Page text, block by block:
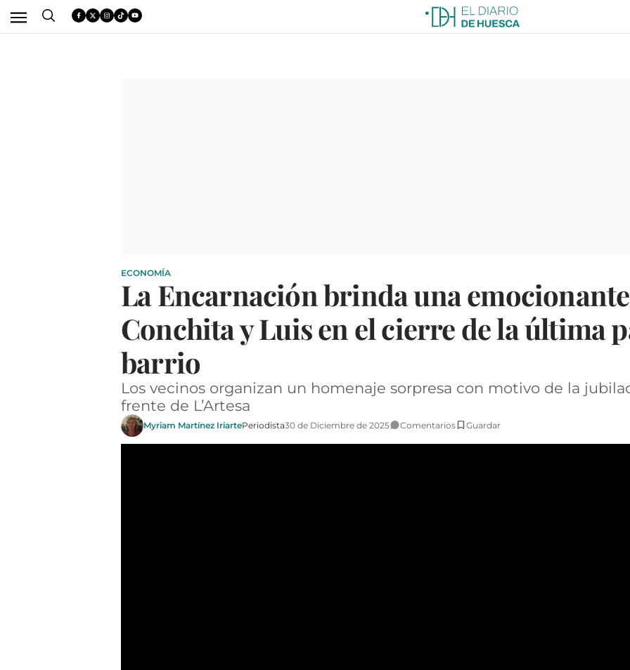
ECONOMÍA
La Encarnación brinda una
Conchita y Luis en el cierre de la última
barrio
Los vecinos organizan un homenaje sorpresa con motivo de la
frente de L’Artesa
Myriam Martínez IriartePeriodista30 de Diciembre de 2025 Comentarios Guardar